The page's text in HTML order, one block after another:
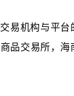
易机构与平
品交易所，